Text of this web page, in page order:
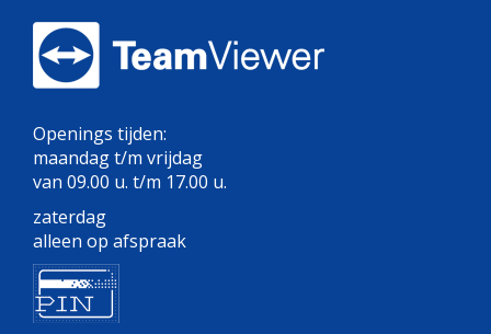
Openings tijden:
maandag t/m vrijdag
van 09.00 u. t/m 17.00 u.
zaterdag
alleen op afspraak